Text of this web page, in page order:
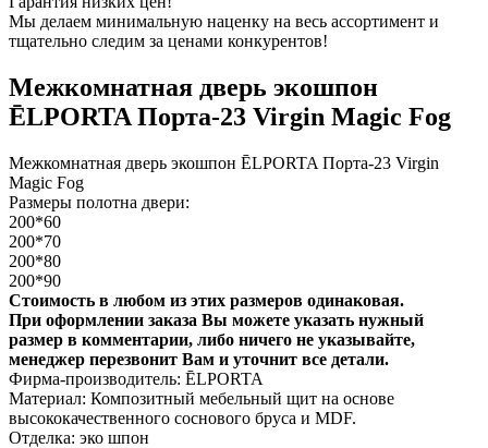
Мы делаем минимальную наценку на весь ассортимент и
тщательно следим за ценами конкурентов!
Межкомнатная дверь экошпон
ĒLPORTA Порта-23 Virgin Magic Fog
Межкомнатная дверь экошпон ĒLPORTA Порта-23 Virgin
Magic Fog
Размеры полотна двери:
200*60
200*70
200*80
200*90
Стоимость в любом из этих размеров одинаковая.
При оформлении заказа Вы можете указать нужный
размер в комментарии, либо ничего не указывайте,
менеджер перезвонит Вам и уточнит все детали.
Фирма-производитель: ĒLPORTA
Материал: Композитный мебельный щит на основе
высококачественного соснового бруса и MDF.
Отделка: эко шпон